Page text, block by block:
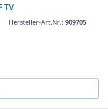
TV
Hersteller-Art.Nr.: 909705